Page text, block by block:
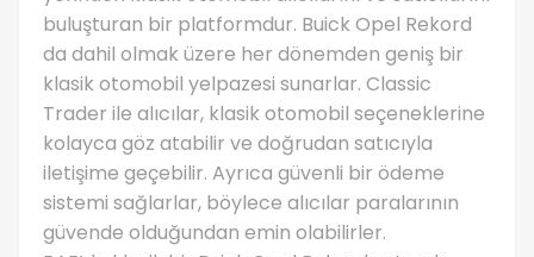
buluşturan bir platformdur. Buick Opel Rekord
da dahil olmak üzere her dönemden geniş bir
klasik otomobil yelpazesi sunarlar. Classic
Trader ile alıcılar, klasik otomobil seçeneklerine
kolayca göz atabilir ve doğrudan satıcıyla
iletişime geçebilir. Ayrıca güvenli bir ödeme
sistemi sağlarlar, böylece alıcılar paralarının
güvende olduğundan emin olabilirler.